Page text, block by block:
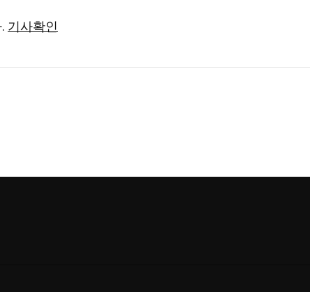
기사확인